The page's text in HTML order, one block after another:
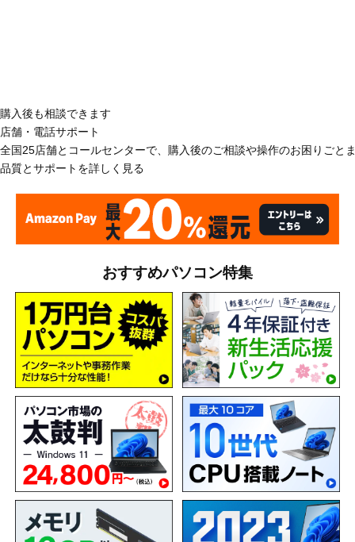
購入後も相談できます
店舗・電話サポート
全国25店舗とコールセンターで、購入後のご相談や操作のお困りごと
品質とサポートを詳しく見る
おすすめパソコン特集